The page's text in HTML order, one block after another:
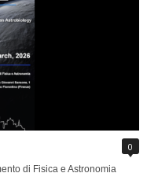
0
di Fisica e Astronomia